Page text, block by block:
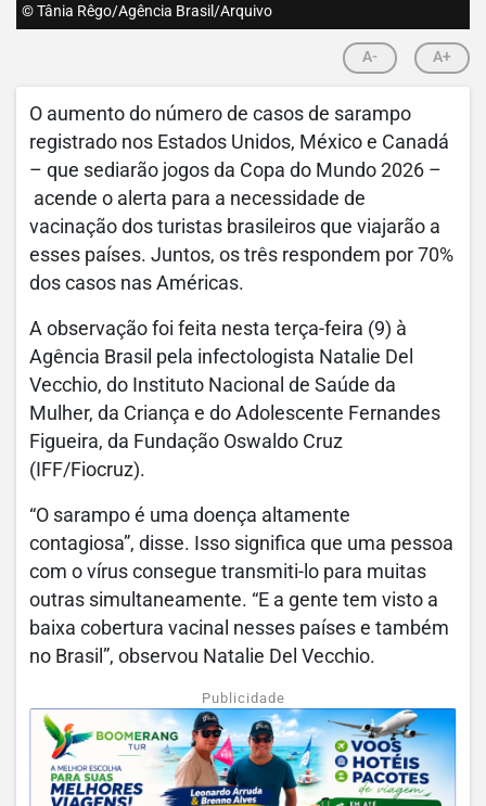
© Tânia Rêgo/Agência Brasil/Arquivo
A- A+
O aumento do número de casos de sarampo
registrado nos Estados Unidos, México e Canadá
– que sediarão jogos da Copa do Mundo 2026 –
acende o alerta para a necessidade de
vacinação dos turistas brasileiros que viajarão a
esses países. Juntos, os três respondem por 70%
dos casos nas Américas.
A observação foi feita nesta terça-feira (9) à
Agência Brasil pela infectologista Natalie Del
Vecchio, do Instituto Nacional de Saúde da
Mulher, da Criança e do Adolescente Fernandes
Figueira, da Fundação Oswaldo Cruz
(IFF/Fiocruz).
“O sarampo é uma doença altamente
contagiosa”, disse. Isso significa que uma pessoa
com o vírus consegue transmiti-lo para muitas
outras simultaneamente. “E a gente tem visto a
baixa cobertura vacinal nesses países e também
no Brasil”, observou Natalie Del Vecchio.
Publicidade